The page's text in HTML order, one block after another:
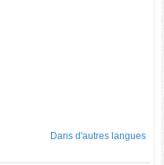
Dans d'autres langues